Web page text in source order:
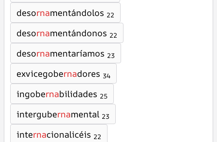
desornamentándolos 22
desornamentándonos 22
desornamentaríamos 23
exvicegobernadores 34
ingobernabilidades 25
intergubernamental 23
internacionalicéis 22